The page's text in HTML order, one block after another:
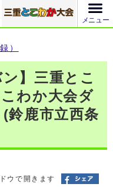
メニュー
）
】三重とこ
わか大会ダ
鈴鹿市立西条
ウで開きます